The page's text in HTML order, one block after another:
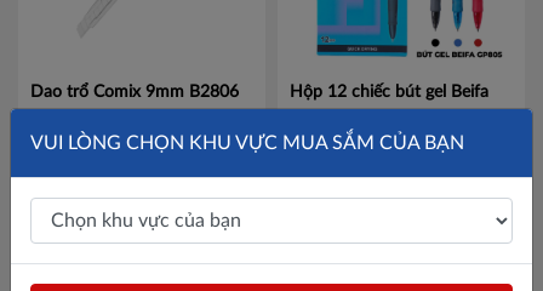
Dao trổ Comix 9mm B2806
17,000đ
Hộp 12 chiếc bút gel Beifa
GP805
120,000đ
VUI LÒNG CHỌN KHU VỰC MUA SẮM CỦA BẠN